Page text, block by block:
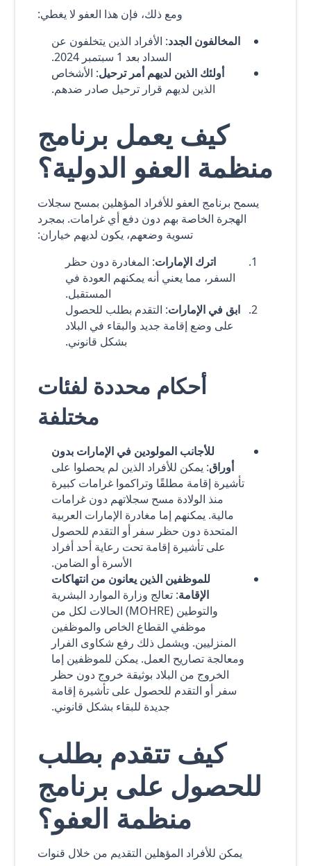
ومع ذلك، فإن هذا العفو لا يغطي:
المخالفون الجدد: الأفراد الذين يتخلفون عن
السداد بعد 1 سبتمبر 2024.
أولئك الذين لديهم أمر ترحيل: الأشخاص
الذين لديهم قرار ترحيل صادر ضدهم.
كيف يعمل برنامج
منظمة العفو الدولية؟
يسمح برنامج العفو للأفراد المؤهلين بمسح سجلات
الهجرة الخاصة بهم دون دفع أي غرامات. بمجرد
تسوية وضعهم، يكون لديهم خياران:
اترك الإمارات: المغادرة دون حظر
السفر، مما يعني أنه يمكنهم العودة في
المستقبل.
ابق في الإمارات: التقدم بطلب للحصول
على وضع إقامة جديد والبقاء في البلاد
بشكل قانوني.
أحكام محددة لفئات
مختلفة
للأجانب المولودين في الإمارات بدون
أوراق: يمكن للأفراد الذين لم يحصلوا على
تأشيرة إقامة مطلقًا وتراكموا غرامات كبيرة
منذ الولادة مسح سجلاتهم دون غرامات
مالية. يمكنهم إما مغادرة الإمارات العربية
المتحدة دون حظر سفر أو التقدم للحصول
على تأشيرة إقامة تحت رعاية أحد أفراد
الأسرة أو الضامن.
للموظفين الذين يعانون من انتهاكات
الإقامة: تعالج وزارة الموارد البشرية
والتوطين (MOHRE) الحالات لكل من
موظفي القطاع الخاص والموظفين
المنزليين. ويشمل ذلك رفع شكاوى الفرار
ومعالجة تصاريح العمل. يمكن للموظفين إما
الخروج من البلاد بوثيقة خروج دون حظر
سفر أو التقدم للحصول على تأشيرة إقامة
جديدة للبقاء بشكل قانوني.
كيف تتقدم بطلب
للحصول على برنامج
منظمة العفو؟
يمكن للأفراد المؤهلين التقديم من خلال قنوات